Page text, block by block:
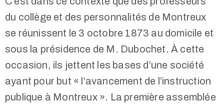
du collège et des personnalités de Montreux
se réunissent le 3 octobre 1873 au domicile et
sous la présidence de M. Dubochet. À cette
occasion, ils jettent les bases d’une société
ayant pour but « l’avancement de l’instruction
publique à Montreux ». La première assemblée